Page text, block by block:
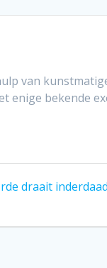
van
enige bekende
draait